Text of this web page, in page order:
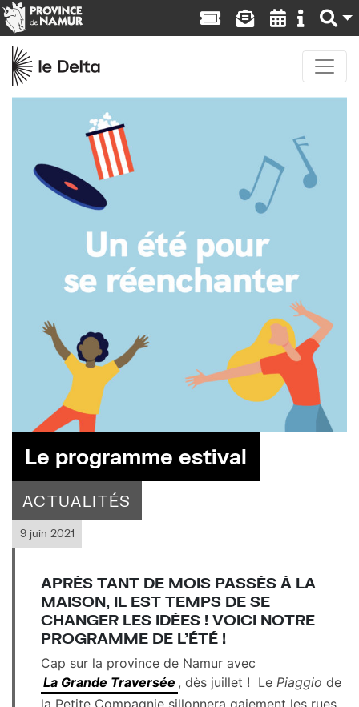
Le programme estival
ACTUALITÉS
9 juin 2021
APRÈS TANT DE MOIS PASSÉS À LA
MAISON, IL EST TEMPS DE SE
CHANGER LES IDÉES ! VOICI NOTRE
PROGRAMME DE L’ÉTÉ !
Cap sur la province de Namur avec
La Grande Traversée , dès juillet ! Le Piaggio de
la Petite Compagnie sillonnera gaiement les rues